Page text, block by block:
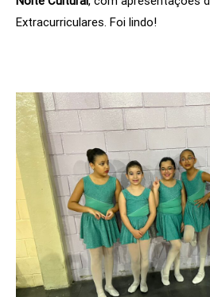
Extracurriculares. Foi lindo!